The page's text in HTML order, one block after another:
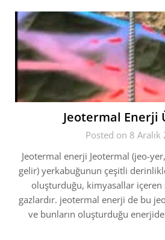
Jeotermal Enerji
Posted on 8 Aralık
Jeotermal enerji Jeotermal (jeo-
gelir) yerkabuğunun çeşitli
oluşturduğu, kimyasallar içeren
gazlardır. jeotermal enerji de bu
ve bunların oluşturduğu